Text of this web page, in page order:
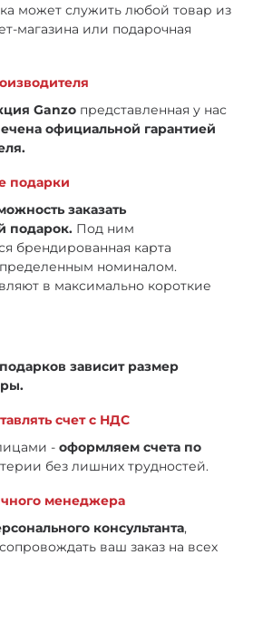
может служить любой товар из
магазина или подарочная
Ganzo представленная у нас
официальной гарантией
подарки
заказать
подарок. Под ним
брендированная карта
номиналом.
в максимально короткие
зависит размер
счет с НДС
- оформляем счета по
без лишних трудностей.
менеджера
консультанта,
ваш заказ на всех